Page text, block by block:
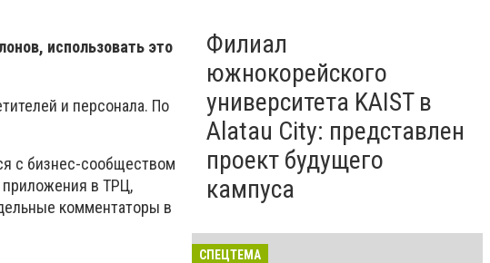
использовать это
и персонала. По
с бизнес-сообществом
приложения в ТРЦ,
комментаторы в
Филиал
южнокорейского
университета KAIST в
Alatau City: представлен
проект будущего
кампуса
СПЕЦТЕМА